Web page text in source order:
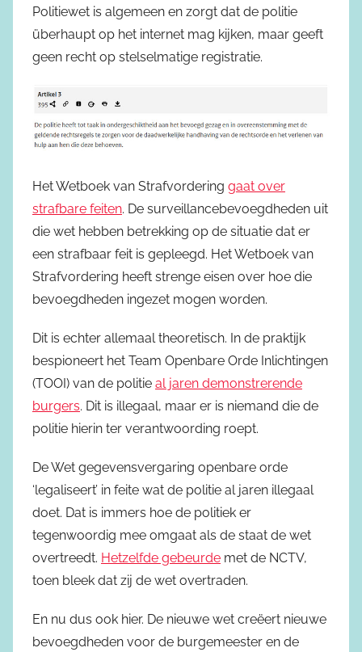
Politiewet is algemeen en zorgt dat de politie
überhaupt op het internet mag kijken, maar geeft
geen recht op stelselmatige registratie.
Het Wetboek van Strafvordering gaat over
strafbare feiten. De surveillancebevoegdheden uit
die wet hebben betrekking op de situatie dat er
een strafbaar feit is gepleegd. Het Wetboek van
Strafvordering heeft strenge eisen over hoe die
bevoegdheden ingezet mogen worden.
Dit is echter allemaal theoretisch. In de praktijk
bespioneert het Team Openbare Orde Inlichtingen
(TOOI) van de politie al jaren demonstrerende
burgers. Dit is illegaal, maar er is niemand die de
politie hierin ter verantwoording roept.
De Wet gegevensvergaring openbare orde
‘legaliseert’ in feite wat de politie al jaren illegaal
doet. Dat is immers hoe de politiek er
tegenwoordig mee omgaat als de staat de wet
overtreedt. Hetzelfde gebeurde met de NCTV,
toen bleek dat zij de wet overtraden.
En nu dus ook hier. De nieuwe wet creëert nieuwe
bevoegdheden voor de burgemeester en de